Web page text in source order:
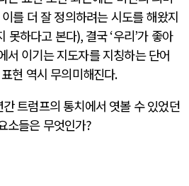
를 더 잘 정의하려는 시도를 해왔지
못하다고 본다), 결국‘우리’가 좋아
서 이기는 지도자를 지칭하는 단어
현 역시 무의미해진다.
간 트럼프의 통치에서 엿볼 수 있었던
소들은 무엇인가?